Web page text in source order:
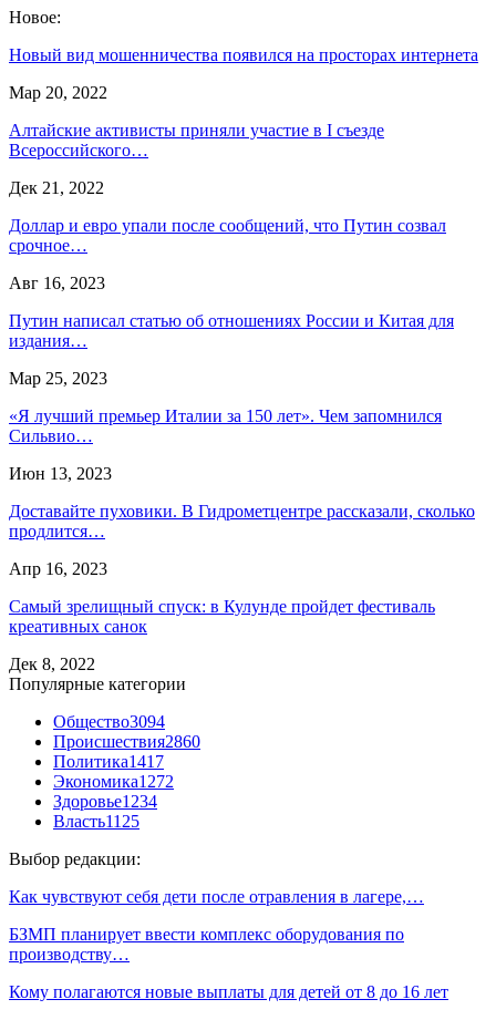
Новое:
Новый вид мошенничества появился на просторах интернета
Мар 20, 2022
Алтайские активисты приняли участие в I съезде
Всероссийского…
Дек 21, 2022
Доллар и евро упали после сообщений, что Путин созвал
срочное…
Авг 16, 2023
Путин написал статью об отношениях России и Китая для
издания…
Мар 25, 2023
«Я лучший премьер Италии за 150 лет». Чем запомнился
Сильвио…
Июн 13, 2023
Доставайте пуховики. В Гидрометцентре рассказали, сколько
продлится…
Апр 16, 2023
Самый зрелищный спуск: в Кулунде пройдет фестиваль
креативных санок
Дек 8, 2022
Популярные категории
Общество3094
Происшествия2860
Политика1417
Экономика1272
Здоровье1234
Власть1125
Выбор редакции:
Как чувствуют себя дети после отравления в лагере,…
БЗМП планирует ввести комплекс оборудования по
производству…
Кому полагаются новые выплаты для детей от 8 до 16 лет